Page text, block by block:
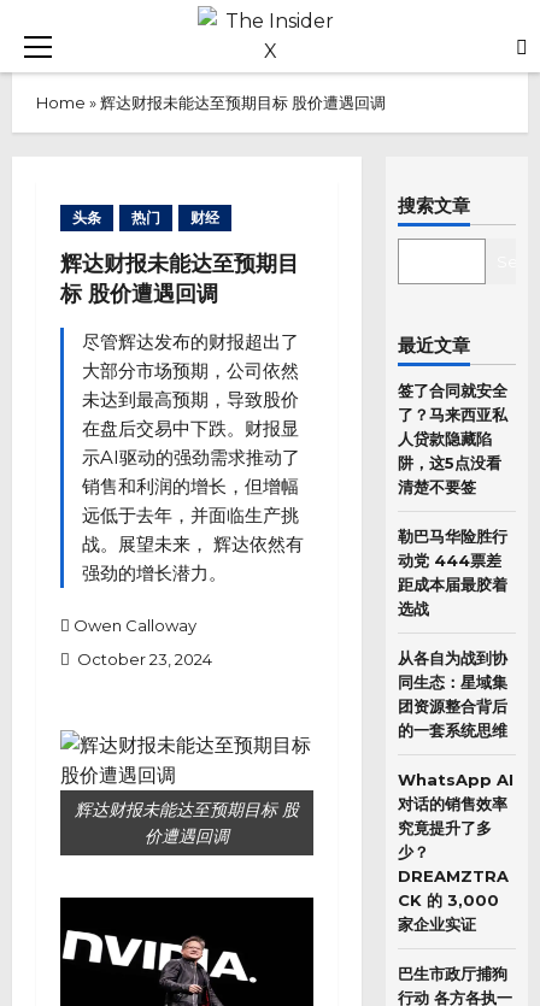
content
Primary
Home »辉达财报未能达至预期目标 股价遭遇回调
头条 热门 财经
辉达财报未能达至预期目
标 股价遭遇回调
尽管辉达发布的财报超出了
大部分市场预期，公司依然
未达到最高预期，导致股价
在盘后交易中下跌。财报显
示AI驱动的强劲需求推动了
销售和利润的增长，但增幅
远低于去年，并面临生产挑
战。展望未来， 辉达依然有
强劲的增长潜力。
Owen Calloway
October 23, 2024
辉达财报未能达至预期目标 股
价遭遇回调
搜索文章
最近文章
签了合同就安全
了？马来西亚私
人贷款隐藏陷
阱，这5点没看
清楚不要签
勒巴马华险胜行
动党 444票差
距成本届最胶着
选战
从各自为战到协
同生态：星域集
团资源整合背后
的一套系统思维
WhatsApp AI
对话的销售效率
究竟提升了多
少？
DREAMZTRA
CK 的 3,000
家企业实证
巴生市政厅捕狗
行动 各方各执一